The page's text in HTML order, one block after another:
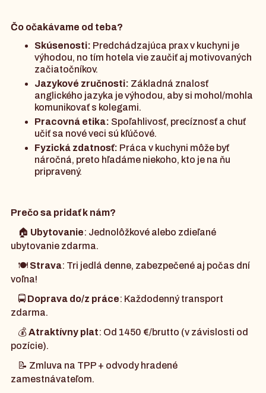
Čo očakávame od teba?
Skúsenosti: Predchádzajúca prax v kuchyni je
výhodou, no tím hotela vie zaučiť aj motivovaných
začiatočníkov.
Jazykové zručnosti: Základná znalosť
anglického jazyka je výhodou, aby si mohol/mohla
komunikovať s kolegami.
Pracovná etika: Spoľahlivosť, precíznosť a chuť
učiť sa nové veci sú kľúčové.
Fyzická zdatnosť: Práca v kuchyni môže byť
náročná, preto hľadáme niekoho, kto je na ňu
pripravený.
Prečo sa pridať k nám?
🏠 Ubytovanie: Jednolôžkové alebo zdieľané
ubytovanie zdarma.
🍽️ Strava: Tri jedlá denne, zabezpečené aj počas dní
voľna!
🚍 Doprava do/z práce: Každodenný transport
zdarma.
💰Atraktívny plat: Od 1450 €/brutto (v závislosti od
pozície).
📝 Zmluva na TPP + odvody hradené
zamestnávateľom.